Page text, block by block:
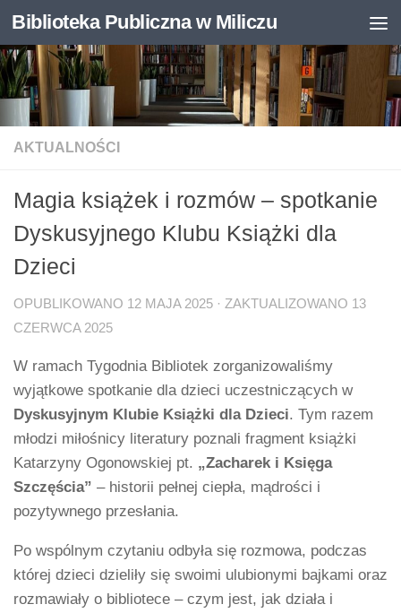
Otwórz pasek narzędzi
Skip to content
Biblioteka Publiczna w Miliczu
AKTUALNOŚCI
Magia książek i rozmów – spotkanie
Dyskusyjnego Klubu Książki dla
Dzieci
OPUBLIKOWANO 12 MAJA 2025 · ZAKTUALIZOWANO 13
CZERWCA 2025
W ramach Tygodnia Bibliotek zorganizowaliśmy
wyjątkowe spotkanie dla dzieci uczestniczących w
Dyskusyjnym Klubie Książki dla Dzieci. Tym razem
młodzi miłośnicy literatury poznali fragment książki
Katarzyny Ogonowskiej pt. „Zacharek i Księga
Szczęścia” – historii pełnej ciepła, mądrości i
pozytywnego przesłania.
Po wspólnym czytaniu odbyła się rozmowa, podczas
której dzieci dzieliły się swoimi ulubionymi bajkami oraz
rozmawiały o bibliotece – czym jest, jak działa i